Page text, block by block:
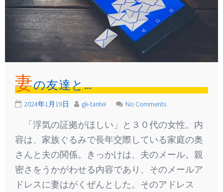
妻の友達と…
2024年1月19日 gk-tantei No Comments
「浮気の証拠がほしい」と３０代の女性。内
容は、家族ぐるみで長年交際している家庭の奥
さんと夫の関係。きっかけは、夫のメール。親
密さをうかがわせる内容であり、そのメールア
ドレスに妻はがくぜんとした。そのアドレス